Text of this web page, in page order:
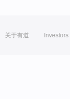
关于有道 Investors